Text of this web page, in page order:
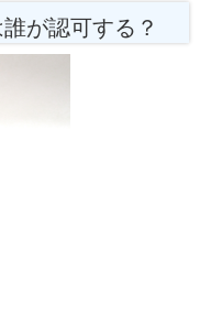
が認可する？